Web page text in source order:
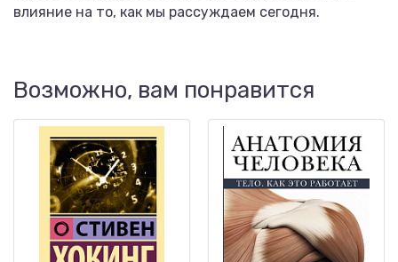
влияние на то, как мы рассуждаем сегодня.
Возможно, вам понравится